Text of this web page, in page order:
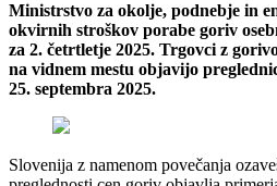
Ministrstvo za okolje, podnebje in
okvirnih stroškov porabe goriv
za 2. četrtletje 2025. Trgovci z
na vidnem mestu objavijo
25. septembra 2025.
Slovenija z namenom povečanja